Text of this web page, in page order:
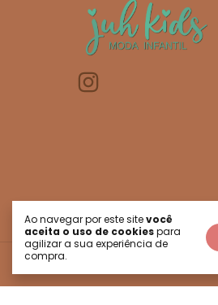
Ao navegar por este sitevocê
aceita o uso de cookiespara
agilizar a sua experiência de
compra.